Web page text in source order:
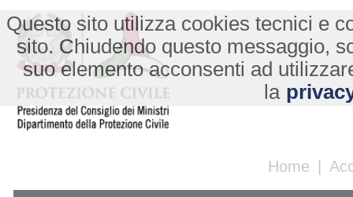
Home |
Questo sito utilizza cookies tecnici e
sito. Chiudendo questo messaggio,
suo elemento acconsenti ad
la